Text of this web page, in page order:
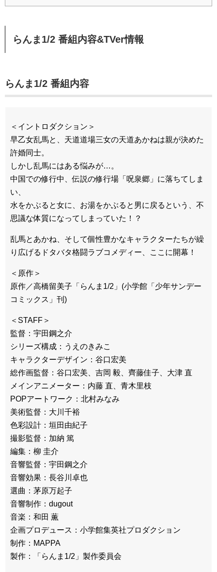
らんま1/2 番組内容&TVer情報
らんま1/2 番組内容
＜イントロダクション＞
早乙女乱馬と、天道道場三女の天道あかねは親が決めた
許婚同士。
しかし乱馬にはある悩みが…。
中国での修行中、伝説の修行場「呪泉郷」に落ちてしま
い、
水をかぶると女に、お湯をかぶると男に戻るという、不
思議な体質になってしまっていた！？
乱馬とあかね、そして個性豊かなキャラクターたちが繰
り広げるドタバタ格闘ラブコメディー、ここに開幕！
＜原作＞
原作／高橋留美子「らんま1/2」(小学館「少年サンデー
コミックス」刊)
＜STAFF＞
監督：宇田鋼之介
シリーズ構成：うえのきみこ
キャラクターデザイン：谷口宏美
総作画監督：谷口宏美、吉岡 毅、齊藤佳子、大津 直
メインアニメーター：内藤 直、青木里枝
POPアートワーク：北村みなみ
美術監督：大川千裕
色彩設計：垣田由紀子
撮影監督：加納 篤
編集：柳 圭介
音響監督：宇田鋼之介
音響効果：長谷川卓也
選曲：茅原万起子
音響制作：dugout
音楽：和田 薫
企画プロデュース：小学館集英社プロダクション
制作：MAPPA
製作：「らんま1/2」製作委員会